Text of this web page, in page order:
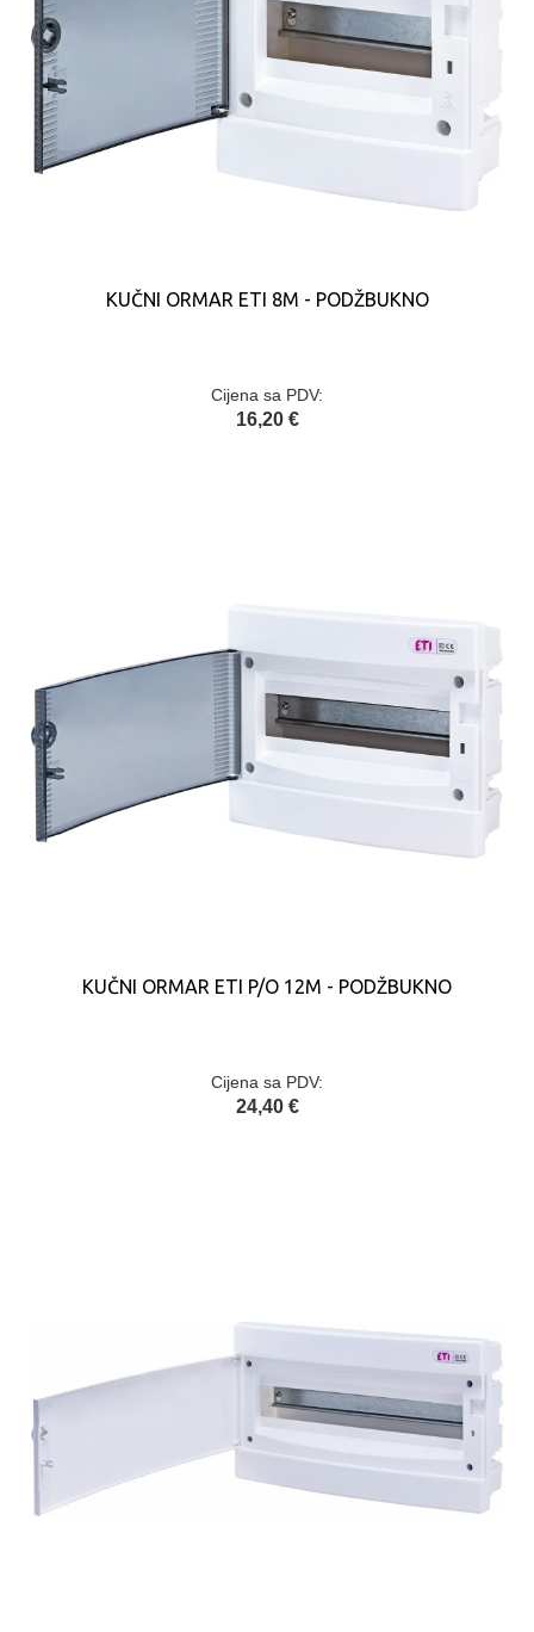
KUČNI ORMAR ETI 8M - PODŽBUKNO
Cijena sa PDV:
16,20 €
KUČNI ORMAR ETI P/O 12M - PODŽBUKNO
Cijena sa PDV:
24,40 €